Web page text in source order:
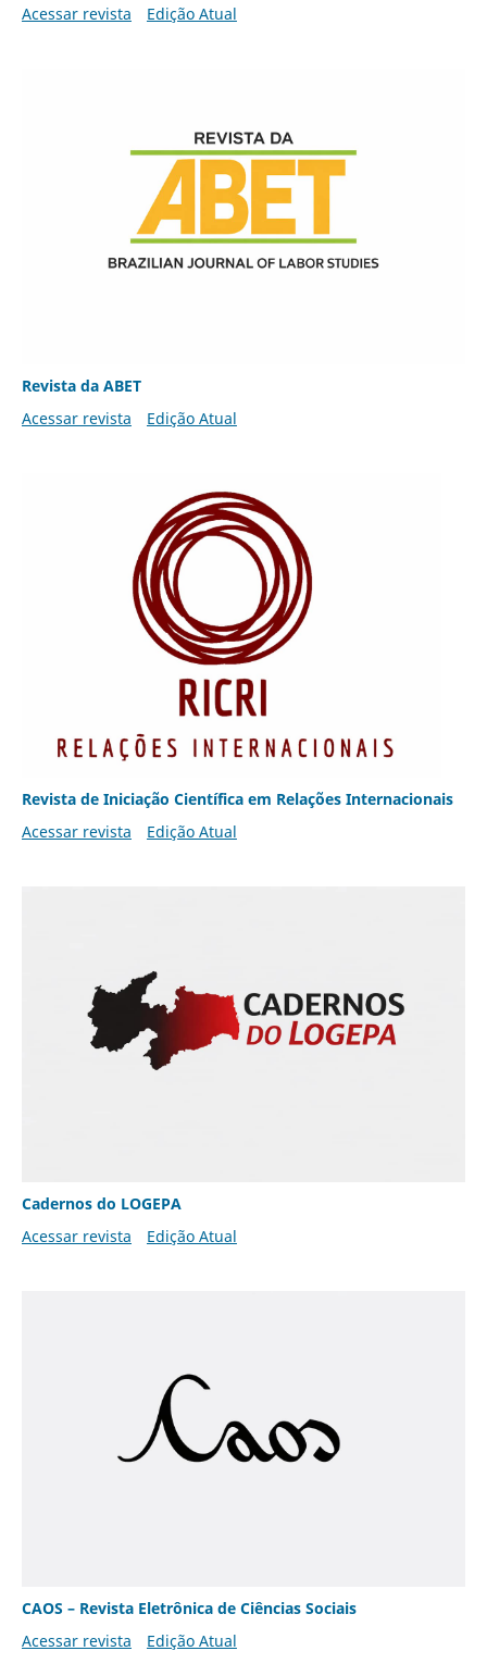
Acessar revista Edição Atual
Revista da ABET
Acessar revista
Edição Atual
Revista de Iniciação Científica em Relações Internacionais
Acessar revista
Edição Atual
Cadernos do LOGEPA
Acessar revista
Edição Atual
CAOS – Revista Eletrônica de Ciências Sociais
Acessar revista
Edição Atual